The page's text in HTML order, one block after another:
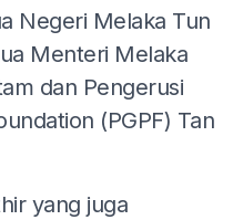
Negeri Melaka Tun
Menteri Melaka
dan Pengerusi
(PGPF) Tan
yang juga